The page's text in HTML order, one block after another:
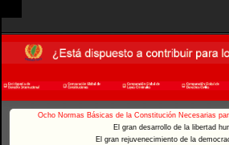
Ocho Normas Básicas de la Constitución Necesarias
El gran desarrollo de la libertad
El gran rejuvenecimiento de la